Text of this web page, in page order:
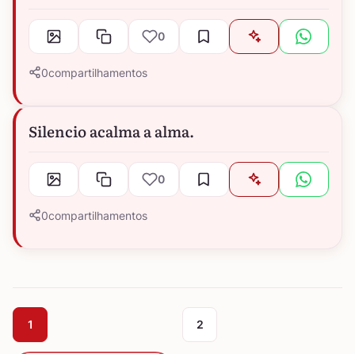
0
0compartilhamentos
Silencio acalma a alma.
0
0compartilhamentos
1 2